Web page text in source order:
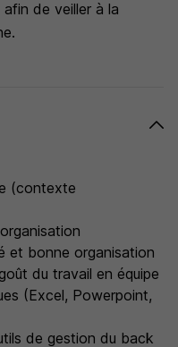
de veiller à la
(contexte
et bonne organisation
du travail en équipe
(Excel, Powerpoint,
de gestion du back